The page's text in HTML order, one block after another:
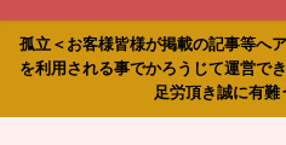
孤立＜お客様皆様が掲載の記事等へ
を利用される事でかろうじて運営で
足労頂き誠に有難